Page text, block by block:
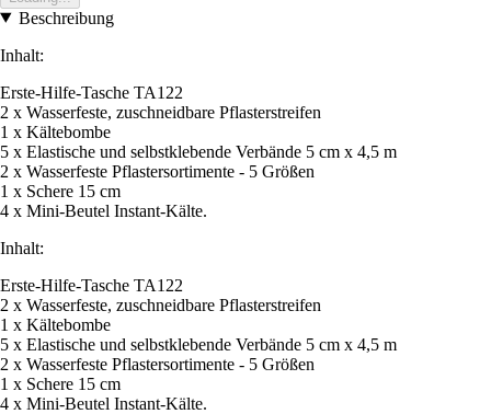
Beschreibung
Inhalt:
Erste-Hilfe-Tasche TA122
2 x Wasserfeste, zuschneidbare Pflasterstreifen
1 x Kältebombe
5 x Elastische und selbstklebende Verbände 5 cm x 4,5 m
2 x Wasserfeste Pflastersortimente - 5 Größen
1 x Schere 15 cm
4 x Mini-Beutel Instant-Kälte.
Inhalt:
Erste-Hilfe-Tasche TA122
2 x Wasserfeste, zuschneidbare Pflasterstreifen
1 x Kältebombe
5 x Elastische und selbstklebende Verbände 5 cm x 4,5 m
2 x Wasserfeste Pflastersortimente - 5 Größen
1 x Schere 15 cm
4 x Mini-Beutel Instant-Kälte.